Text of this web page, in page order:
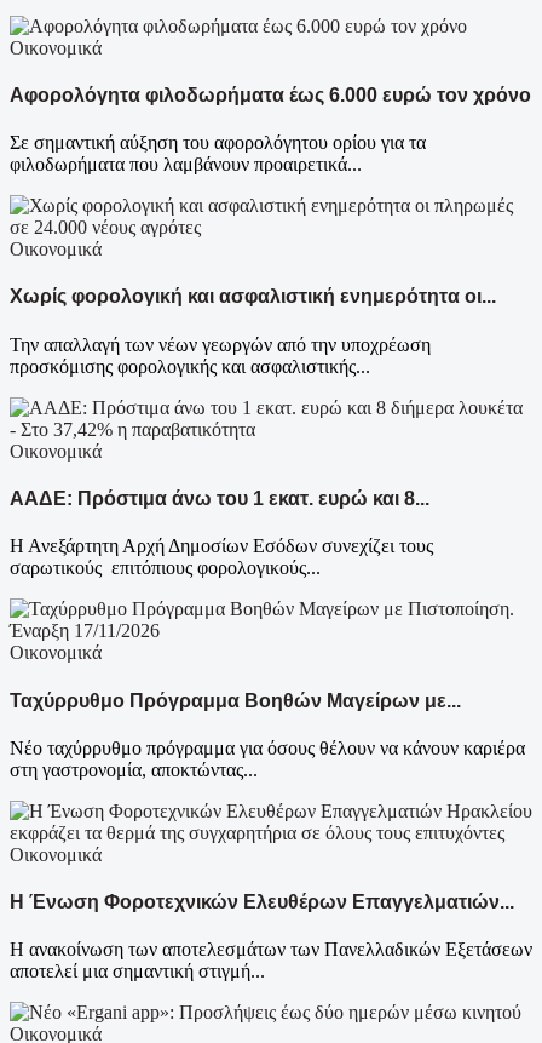
Οικονομικά
Αφορολόγητα φιλοδωρήματα έως 6.000 ευρώ τον χρόνο
Σε σημαντική αύξηση του αφορολόγητου ορίου για τα
φιλοδωρήματα που λαμβάνουν προαιρετικά...
Οικονομικά
Χωρίς φορολογική και ασφαλιστική ενημερότητα οι...
Την απαλλαγή των νέων γεωργών από την υποχρέωση
προσκόμισης φορολογικής και ασφαλιστικής...
Οικονομικά
ΑΑΔΕ: Πρόστιμα άνω του 1 εκατ. ευρώ και 8...
Η Ανεξάρτητη Αρχή Δημοσίων Εσόδων συνεχίζει τους
σαρωτικούς επιτόπιους φορολογικούς...
Οικονομικά
Ταχύρρυθμο Πρόγραμμα Βοηθών Μαγείρων με...
Νέο ταχύρρυθμο πρόγραμμα για όσους θέλουν να κάνουν καριέρα
στη γαστρονομία, αποκτώντας...
Οικονομικά
Η Ένωση Φοροτεχνικών Ελευθέρων Επαγγελματιών...
Η ανακοίνωση των αποτελεσμάτων των Πανελλαδικών Εξετάσεων
αποτελεί μια σημαντική στιγμή...
Οικονομικά